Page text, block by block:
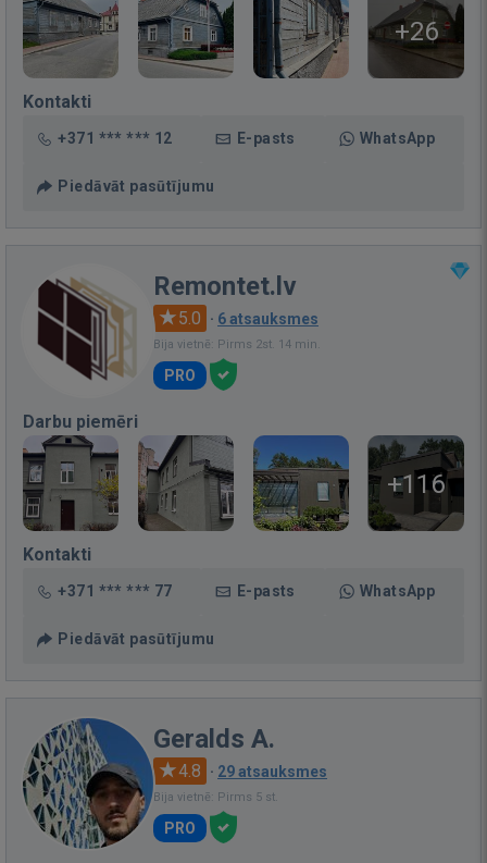
+26
Kontakti
+371 *** *** 12 E-pasts WhatsApp
Piedāvāt pasūtījumu
Remontet.lv
5.0 · 6 atsauksmes
Bija vietnē: Pirms 2st. 14 min.
PRO
Darbu piemēri
+116
Kontakti
+371 *** *** 77 E-pasts WhatsApp
Piedāvāt pasūtījumu
Geralds A.
4.8 · 29 atsauksmes
Bija vietnē: Pirms 5 st.
PRO